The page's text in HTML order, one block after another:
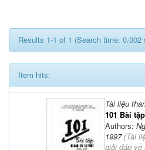
Results 1-1 of 1 (Search time: 0.002
Item hits:
Tài liệu
101 Bài
Authors:
1997(Tài
giải đáp